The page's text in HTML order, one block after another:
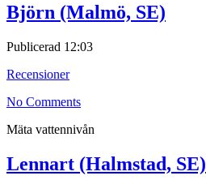
Björn (Malmö, SE)
Publicerad 12:03
Recensioner
No Comments
Mäta vattennivån
Lennart (Halmstad, SE)